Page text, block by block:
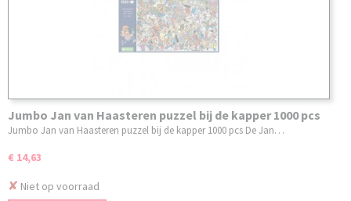
Jumbo Jan van Haasteren puzzel bij de kapper 1000 pcs
Jumbo Jan van Haasteren puzzel bij de kapper 1000 pcs De Jan…
€ 14,63
✘ Niet op voorraad